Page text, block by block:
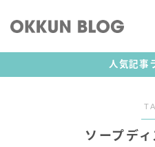
MENU
ライフスタイル
人気記事
ソープデ